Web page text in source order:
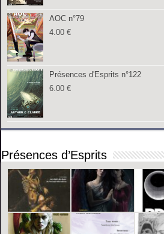
AOC n°79
4.00€
Présences d'Esprits n°122
6.00€
Présences d’Esprits